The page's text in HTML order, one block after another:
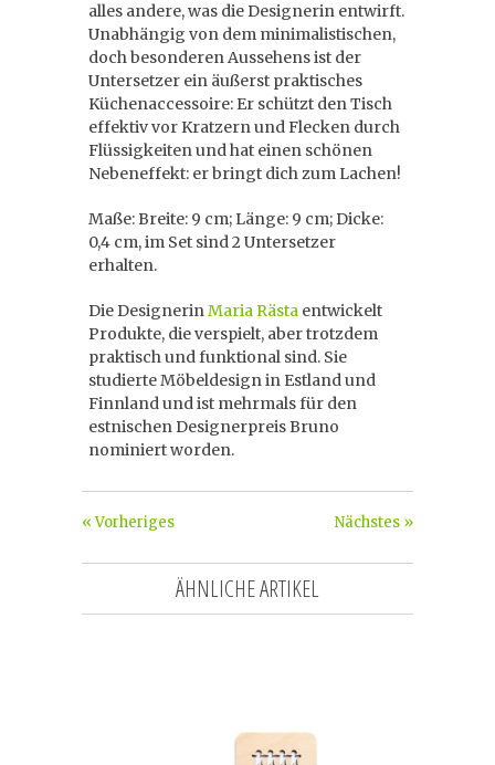
alles andere, was die Designerin entwirft.
Unabhängig von dem minimalistischen,
doch besonderen Aussehens ist der
Untersetzer ein äußerst praktisches
Küchenaccessoire: Er schützt den Tisch
effektiv vor Kratzern und Flecken durch
Flüssigkeiten und hat einen schönen
Nebeneffekt: er bringt dich zum Lachen!
Maße: Breite: 9 cm; Länge: 9 cm; Dicke:
0,4 cm, im Set sind 2 Untersetzer
erhalten.
Die DesignerinMaria Rästa entwickelt
Produkte, die verspielt, aber trotzdem
praktisch und funktional sind. Sie
studierte Möbeldesign in Estland und
Finnland und ist mehrmals für den
estnischen Designerpreis Bruno
nominiert worden.
Nächstes »
« Vorheriges
ÄHNLICHE ARTIKEL